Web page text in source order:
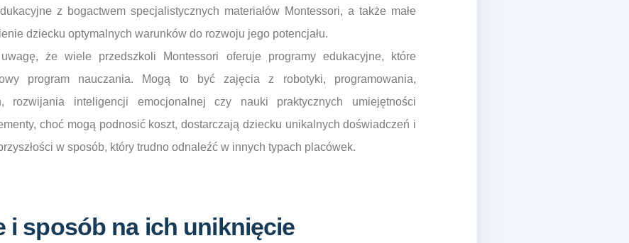
z bogactwem specjalistycznych materiałów Montessori, a także małe
dziecku optymalnych warunków do rozwoju jego potencjału.
że wiele przedszkoli Montessori oferuje programy edukacyjne, które
program nauczania. Mogą to być zajęcia z robotyki, programowania,
rozwijania inteligencji emocjonalnej czy nauki praktycznych umiejętności
choć mogą podnosić koszt, dostarczają dziecku unikalnych doświadczeń i
w sposób, który trudno odnaleźć w innych typach placówek.
i sposób na ich uniknięcie